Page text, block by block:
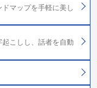
マップを手軽に美し
こしし、話者を自動